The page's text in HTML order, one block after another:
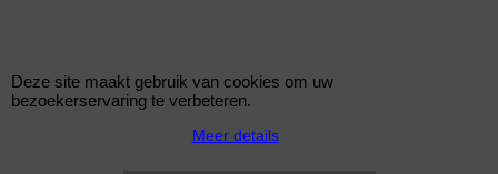
bimmershop by improtec 2026
BMW Kwaliteit en Service onder 1 dak
Deze site maakt gebruik van cookies om uw
bezoekerservaring te verbeteren.
Meer details